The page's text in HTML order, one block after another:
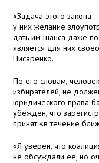
«Задача этого закона
у них желание
дать им шанса даже
является для них
Писаренко.
По его словам,
избирателей, не
юридического права
убежден, что
принят «в течение
«Я уверен, что
не обсуждали ее, но